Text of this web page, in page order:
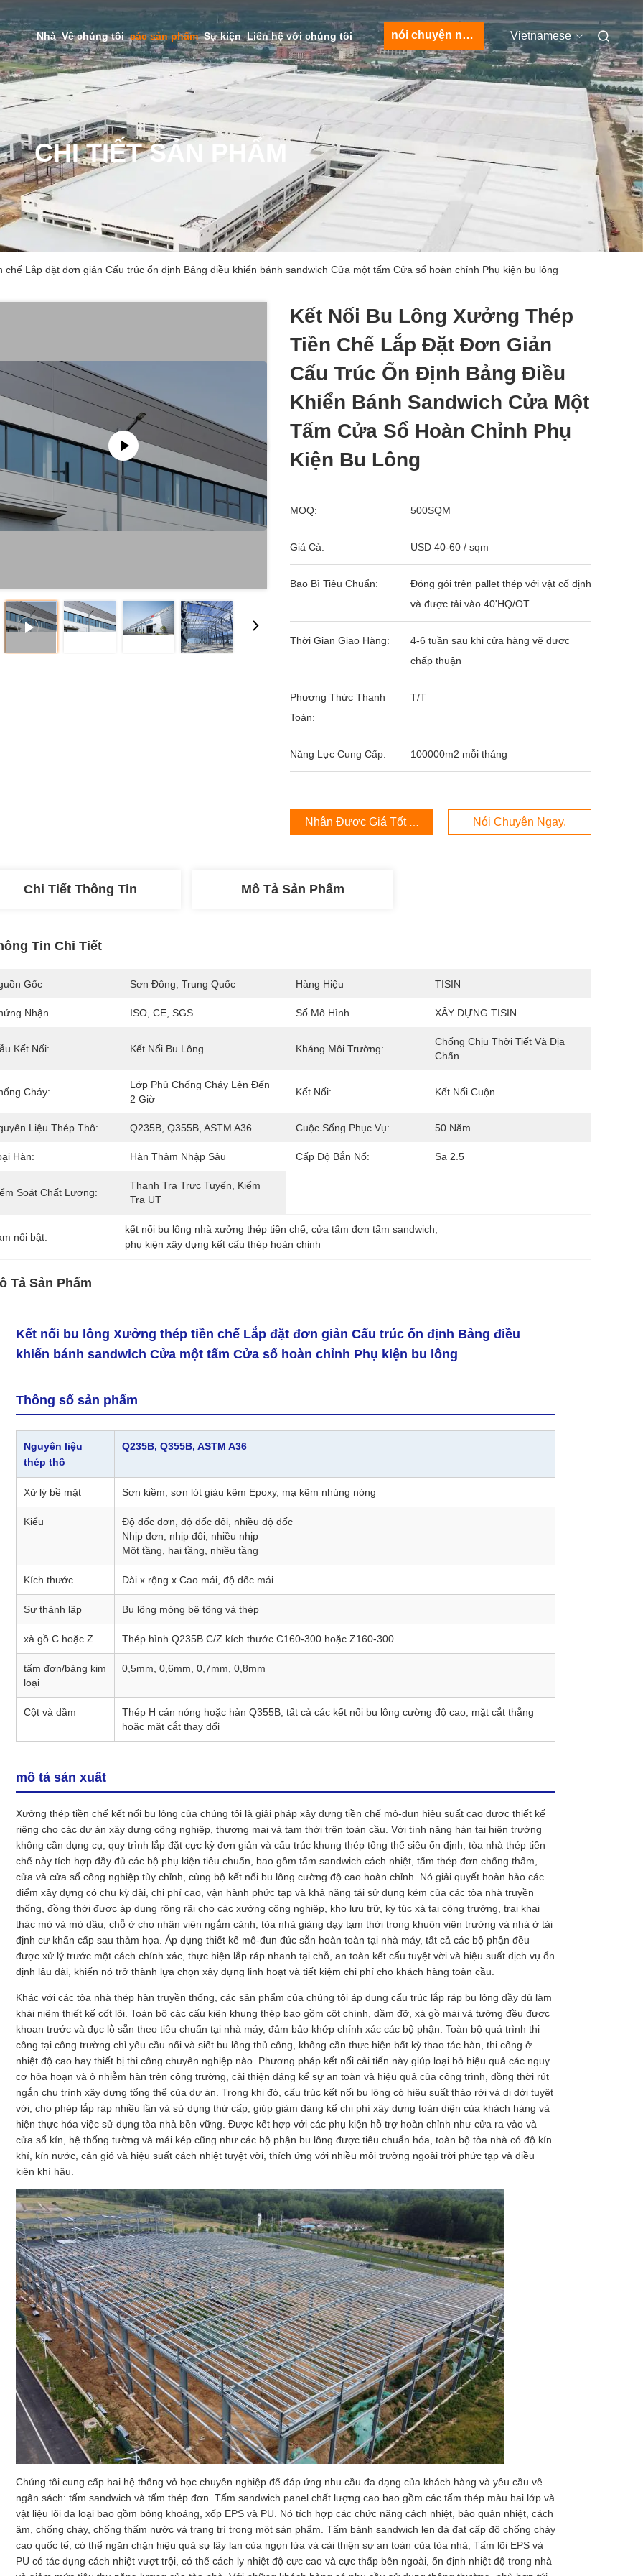
Nhà Về chúng tôi các sản phẩm Sự kiện Liên hệ với chúng tôi nói chuyện ngay. Vietnamese
CHI TIẾT SẢN PHẨM
chế Lắp đặt đơn giản Cấu trúc ổn định Bảng điều khiển bánh sandwich Cửa một tấm Cửa sổ hoàn chỉnh Phụ kiện bu lông
Kết Nối Bu Lông Xưởng Thép
Tiền Chế Lắp Đặt Đơn Giản
Cấu Trúc Ổn Định Bảng Điều
Khiển Bánh Sandwich Cửa Một
Tấm Cửa Sổ Hoàn Chỉnh Phụ
Kiện Bu Lông
MOQ: 500SQM
Giá Cả: USD 40-60 / sqm
Bao Bì Tiêu Chuẩn:
Đóng gói trên pallet thép với vật cố định
và được tải vào 40'HQ/OT
Thời Gian Giao Hàng:
4-6 tuần sau khi cửa hàng vẽ được
chấp thuận
Phương Thức Thanh
Toán:
T/T
Năng Lực Cung Cấp: 100000m2 mỗi tháng
Nhận Được Giá Tốt Nhất Nói Chuyện Ngay.
Chi Tiết Thông Tin Mô Tả Sản Phẩm
Tin Chi Tiết
Gốc Sơn Đông, Trung Quốc Hàng Hiệu TISIN
Nhận ISO, CE, SGS Số Mô Hình XÂY DỰNG TISIN
Kết Nối: Kết Nối Bu Lông Kháng Môi Trường:
Chống Chịu Thời Tiết Và Địa
Chấn
Cháy:
Lớp Phủ Chống Cháy Lên Đến
2 Giờ
Kết Nối: Kết Nối Cuộn
Liệu Thép Thô: Q235B, Q355B, ASTM A36 Cuộc Sống Phục Vụ: 50 Năm
Hàn: Hàn Thâm Nhập Sâu Cấp Độ Bắn Nổ: Sa 2.5
Soát Chất Lượng:
Thanh Tra Trực Tuyến, Kiểm
Tra UT
nổi bật:
kết nối bu lông nhà xưởng thép tiền chế , cửa tấm đơn tấm sandwich
phụ kiện xây dựng kết cấu thép hoàn chỉnh
Tả Sản Phẩm
Kết nối bu lông Xưởng thép tiền chế Lắp đặt đơn giản Cấu trúc ổn định Bảng điều
khiển bánh sandwich Cửa một tấm Cửa sổ hoàn chỉnh Phụ kiện bu lông
Thông số sản phẩm
Nguyên liệu
thép thô
Q235B, Q355B, ASTM A36
Xử lý bề mặt Sơn kiềm, sơn lót giàu kẽm Epoxy, mạ kẽm nhúng nóng
Kiểu
Độ dốc đơn, độ dốc đôi, nhiều độ dốc
Nhịp đơn, nhịp đôi, nhiều nhịp
Một tầng, hai tầng, nhiều tầng
Kích thước Dài x rộng x Cao mái, độ dốc mái
Sự thành lập Bu lông móng bê tông và thép
xà gồ C hoặc Z Thép hình Q235B C/Z kích thước C160-300 hoặc Z160-300
tấm đơn/bảng kim
loại
0,5mm, 0,6mm, 0,7mm, 0,8mm
Cột và dầm
Thép H cán nóng hoặc hàn Q355B, tất cả các kết nối bu lông cường độ cao, mặt cắt thẳng
hoặc mặt cắt thay đổi
mô tả sản xuất
Xưởng thép tiền chế kết nối bu lông của chúng tôi là giải pháp xây dựng tiền chế mô-đun hiệu suất cao được thiết kế
riêng cho các dự án xây dựng công nghiệp, thương mại và tạm thời trên toàn cầu. Với tính năng hàn tại hiện trường
không cần dụng cụ, quy trình lắp đặt cực kỳ đơn giản và cấu trúc khung thép tổng thể siêu ổn định, tòa nhà thép tiền
chế này tích hợp đầy đủ các bộ phụ kiện tiêu chuẩn, bao gồm tấm sandwich cách nhiệt, tấm thép đơn chống thấm,
cửa và cửa sổ công nghiệp tùy chỉnh, cùng bộ kết nối bu lông cường độ cao hoàn chỉnh. Nó giải quyết hoàn hảo các
điểm xây dựng có chu kỳ dài, chi phí cao, vận hành phức tạp và khả năng tái sử dụng kém của các tòa nhà truyền
thống, đồng thời được áp dụng rộng rãi cho các xưởng công nghiệp, kho lưu trữ, ký túc xá tại công trường, trại khai
thác mỏ và mỏ dầu, chỗ ở cho nhân viên ngắm cảnh, tòa nhà giảng dạy tạm thời trong khuôn viên trường và nhà ở tái
định cư khẩn cấp sau thảm họa. Áp dụng thiết kế mô-đun đúc sẵn hoàn toàn tại nhà máy, tất cả các bộ phận đều
được xử lý trước một cách chính xác, thực hiện lắp ráp nhanh tại chỗ, an toàn kết cấu tuyệt vời và hiệu suất dịch vụ ổn
định lâu dài, khiến nó trở thành lựa chọn xây dựng linh hoạt và tiết kiệm chi phí cho khách hàng toàn cầu.
Khác với các tòa nhà thép hàn truyền thống, các sản phẩm của chúng tôi áp dụng cấu trúc lắp ráp bu lông đầy đủ làm
khái niệm thiết kế cốt lõi. Toàn bộ các cấu kiện khung thép bao gồm cột chính, dầm đỡ, xà gồ mái và tường đều được
khoan trước và đục lỗ sẵn theo tiêu chuẩn tại nhà máy, đảm bảo khớp chính xác các bộ phận. Toàn bộ quá trình thi
công tại công trường chỉ yêu cầu nối và siết bu lông thủ công, không cần thực hiện bất kỳ thao tác hàn, thi công ở
nhiệt độ cao hay thiết bị thi công chuyên nghiệp nào. Phương pháp kết nối cải tiến này giúp loại bỏ hiệu quả các nguy
cơ hỏa hoạn và ô nhiễm hàn trên công trường, cải thiện đáng kể sự an toàn và hiệu quả của công trình, đồng thời rút
ngắn chu trình xây dựng tổng thể của dự án. Trong khi đó, cấu trúc kết nối bu lông có hiệu suất tháo rời và di dời tuyệt
vời, cho phép lắp ráp nhiều lần và sử dụng thứ cấp, giúp giảm đáng kể chi phí xây dựng toàn diện của khách hàng và
hiện thực hóa việc sử dụng tòa nhà bền vững. Được kết hợp với các phụ kiện hỗ trợ hoàn chỉnh như cửa ra vào và
cửa sổ kín, hệ thống tường và mái kép cũng như các bộ phận bu lông được tiêu chuẩn hóa, toàn bộ tòa nhà có độ kín
khí, kín nước, cản gió và hiệu suất cách nhiệt tuyệt vời, thích ứng với nhiều môi trường ngoài trời phức tạp và điều
kiện khí hậu.
Chúng tôi cung cấp hai hệ thống vỏ bọc chuyên nghiệp để đáp ứng nhu cầu đa dạng của khách hàng và yêu cầu về
ngân sách: tấm sandwich và tấm thép đơn. Tấm sandwich panel chất lượng cao bao gồm các tấm thép màu hai lớp và
vật liệu lõi đa loại bao gồm bông khoáng, xốp EPS và PU. Nó tích hợp các chức năng cách nhiệt, bảo quản nhiệt, cách
âm, chống cháy, chống thấm nước và trang trí trong một sản phẩm. Tấm bánh sandwich len đá đạt cấp độ chống cháy
cao quốc tế, có thể ngăn chặn hiệu quả sự lây lan của ngọn lửa và cải thiện sự an toàn của tòa nhà; Tấm lõi EPS và
PU có tác dụng cách nhiệt vượt trội, có thể cách ly nhiệt độ cực cao và cực thấp bên ngoài, ổn định nhiệt độ trong nhà